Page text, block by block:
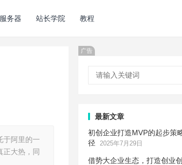
服务器 站长学院 教程
于阿里的一
正大热，同
广告
最新文章
初创企业打造MVP的起步策
径
2025年7月29日
借势大企业生态，打造创业